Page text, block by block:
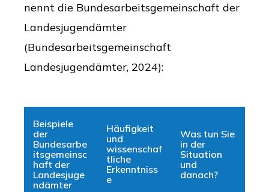
nennt die Bundesarbeitsgemeinschaft der
Landesjugendämter
(Bundesarbeitsgemeinschaft
Landesjugendämter, 2024):
Beispiele
der
Bundesarbe
itsgemeinsc
haft der
Landesjuge
ndämter
Häufigkeit
und
wissenschaf
tliche
Erkenntniss
e
Was tun Sie
in der
Situation
und
danach?